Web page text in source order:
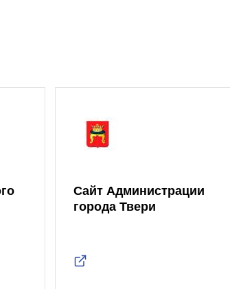
Сайт Администрации
города Твери